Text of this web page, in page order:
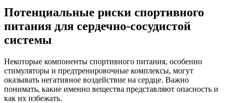
Потенциальные риски спортивного
питания для сердечно-сосудистой
системы
Некоторые компоненты спортивного питания, особенно
стимуляторы и предтренировочные комплексы, могут
оказывать негативное воздействие на сердце. Важно
понимать, какие именно вещества представляют опасность и
как их избежать.